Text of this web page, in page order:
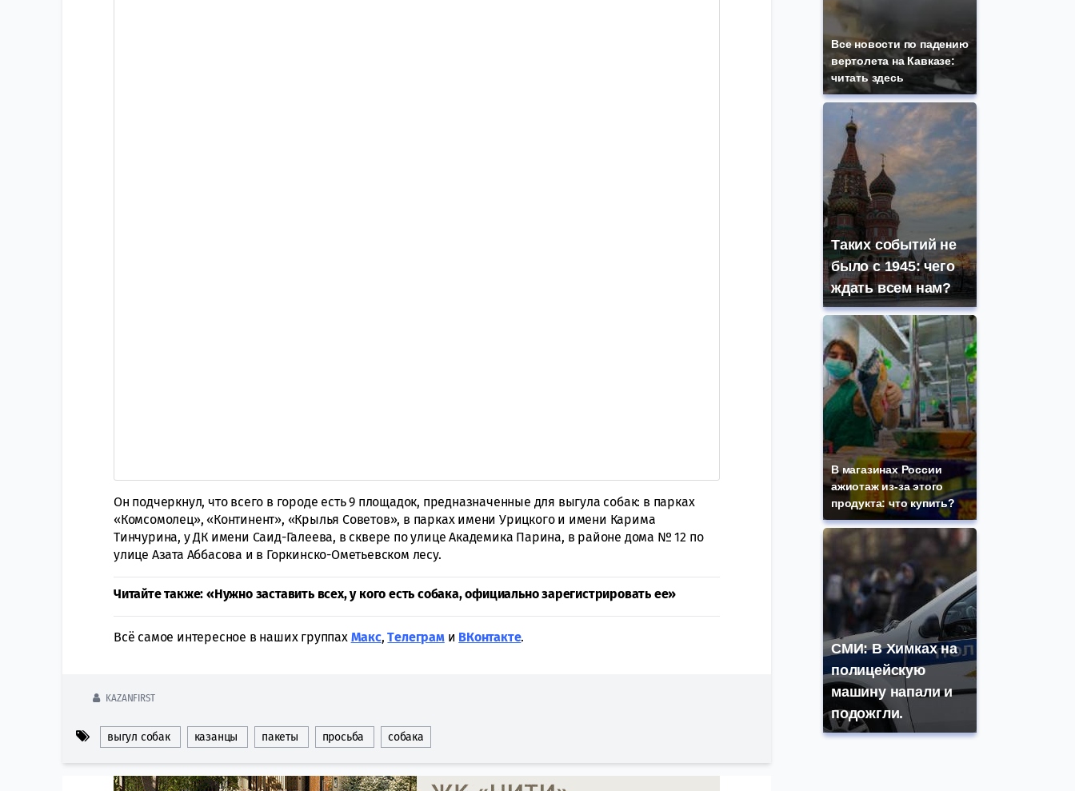
Он подчеркнул, что всего в городе есть 9 площадок, предназначенные для выгула собак: в парках
«Комсомолец», «Континент», «Крылья Советов», в парках имени Урицкого и имени Карима
Тинчурина, у ДК имени Саид-Галеева, в сквере по улице Академика Парина, в районе дома № 12 по
улице Азата Аббасова и в Горкинско-Ометьевском лесу.
Читайте также: «Нужно заставить всех, у кого есть собака, официально зарегистрировать ее»
Всё самое интересное в наших группах Макс,Tелеграми ВКонтакте.
KAZANFIRST
выгул собак казанцы пакеты просьба собака
Все новости по падению
вертолета на Кавказе:
читать здесь
Таких событий не
было с 1945: чего
ждать всем нам?
В магазинах России
ажиотаж из-за этого
продукта: что купить?
СМИ: В Химках на
полицейскую
машину напали и
подожгли.